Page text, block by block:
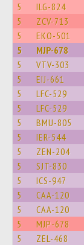
5 ILG-824
5 ZCV-713
5 EKO-501
5 MJP-678
5 VTV-303
5 EIJ-661
5 LFC-529
5 LFC-529
5 BMU-805
5 IER-544
5 ZEN-204
5 SJT-830
5 ICS-947
5 CAA-120
5 CAA-120
5 MJP-678
5 ZEL-468